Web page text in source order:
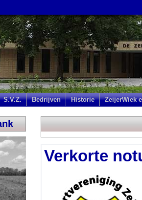
S.V.Z. Bedrijven Historie ZeijerWiek
Verkorte